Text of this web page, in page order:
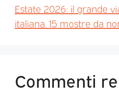
Estate 2026: il grande
italiana. 15 mostre da
Commenti